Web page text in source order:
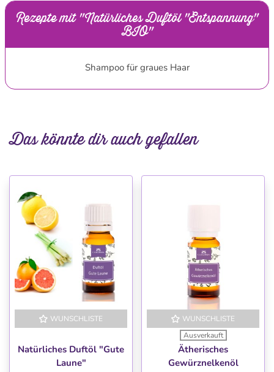
Rezepte mit "Natürliches Duftöl "Entspannung"
BIO"
Shampoo für graues Haar
Das könnte dir auch gefallen
WUNSCHLISTE
Natürliches Duftöl "Gute
Laune"
WUNSCHLISTE
Ausverkauft
Ätherisches
Gewürznelkenöl